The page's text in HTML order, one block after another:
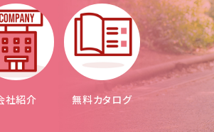
社紹介 無料カタログ